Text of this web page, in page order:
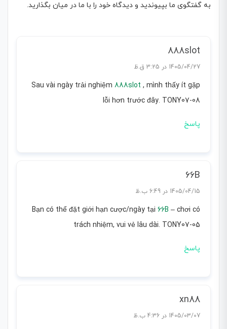
به گفتگوی ما بپیوندید و دیدگاه خود را با ما در میان بگذارید.
888slot
1405/04/27 در 3:25 ق.ظ
Sau vài ngày trải nghiệm 888slot , mình thấy ít gặp
lỗi hơn trước đây. TONY07-08
پاسخ
66B
1405/04/15 در 6:49 ب.ظ
Bạn có thể đặt giới hạn cược/ngày tại 66B – chơi có
trách nhiệm, vui vẻ lâu dài. TONY07-05
پاسخ
xn88
1405/03/07 در 4:36 ب.ظ